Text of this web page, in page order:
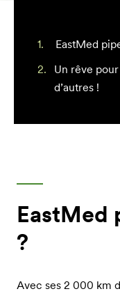
EastMed
Un rêve
d’autres !
EastMed
?
Avec ses 2 000 km